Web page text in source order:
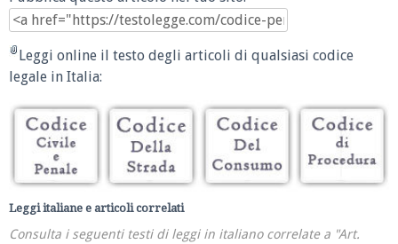
Leggi online il testo degli articoli di qualsiasi codice
legale in Italia:
Leggi italiane e articoli correlati
Consulta i seguenti testi di leggi in italiano correlate a "Art.